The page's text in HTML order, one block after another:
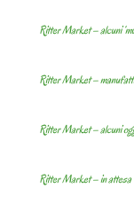
Ritter Market – alcuni
Ritter Market –
Ritter Market – alcuni
Ritter Market – in attesa